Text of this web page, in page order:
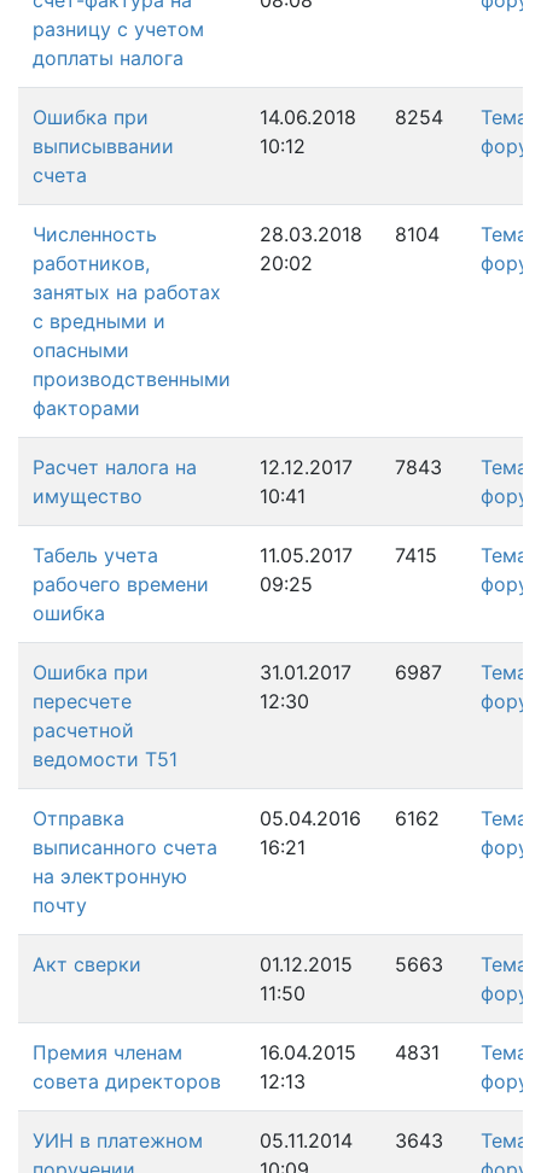
разницу с учетом
доплаты налога
Ошибка при
выписыввании
счета
14.06.2018
10:12
8254
Тема
Численность
работников,
занятых на работах
с вредными и
опасными
производственными
факторами
28.03.2018
20:02
8104
Тема
Расчет налога на
имущество
12.12.2017
10:41
7843
Тема
Табель учета
рабочего времени
ошибка
11.05.2017
09:25
7415
Тема
Ошибка при
пересчете
расчетной
ведомости Т51
31.01.2017
12:30
6987
Тема
Отправка
выписанного счета
на электронную
почту
05.04.2016
16:21
6162
Тема
Акт сверки
01.12.2015
11:50
5663
Тема
Премия членам
совета директоров
16.04.2015
12:13
4831
Тема
УИН в платежном
05.11.2014
3643
Тема